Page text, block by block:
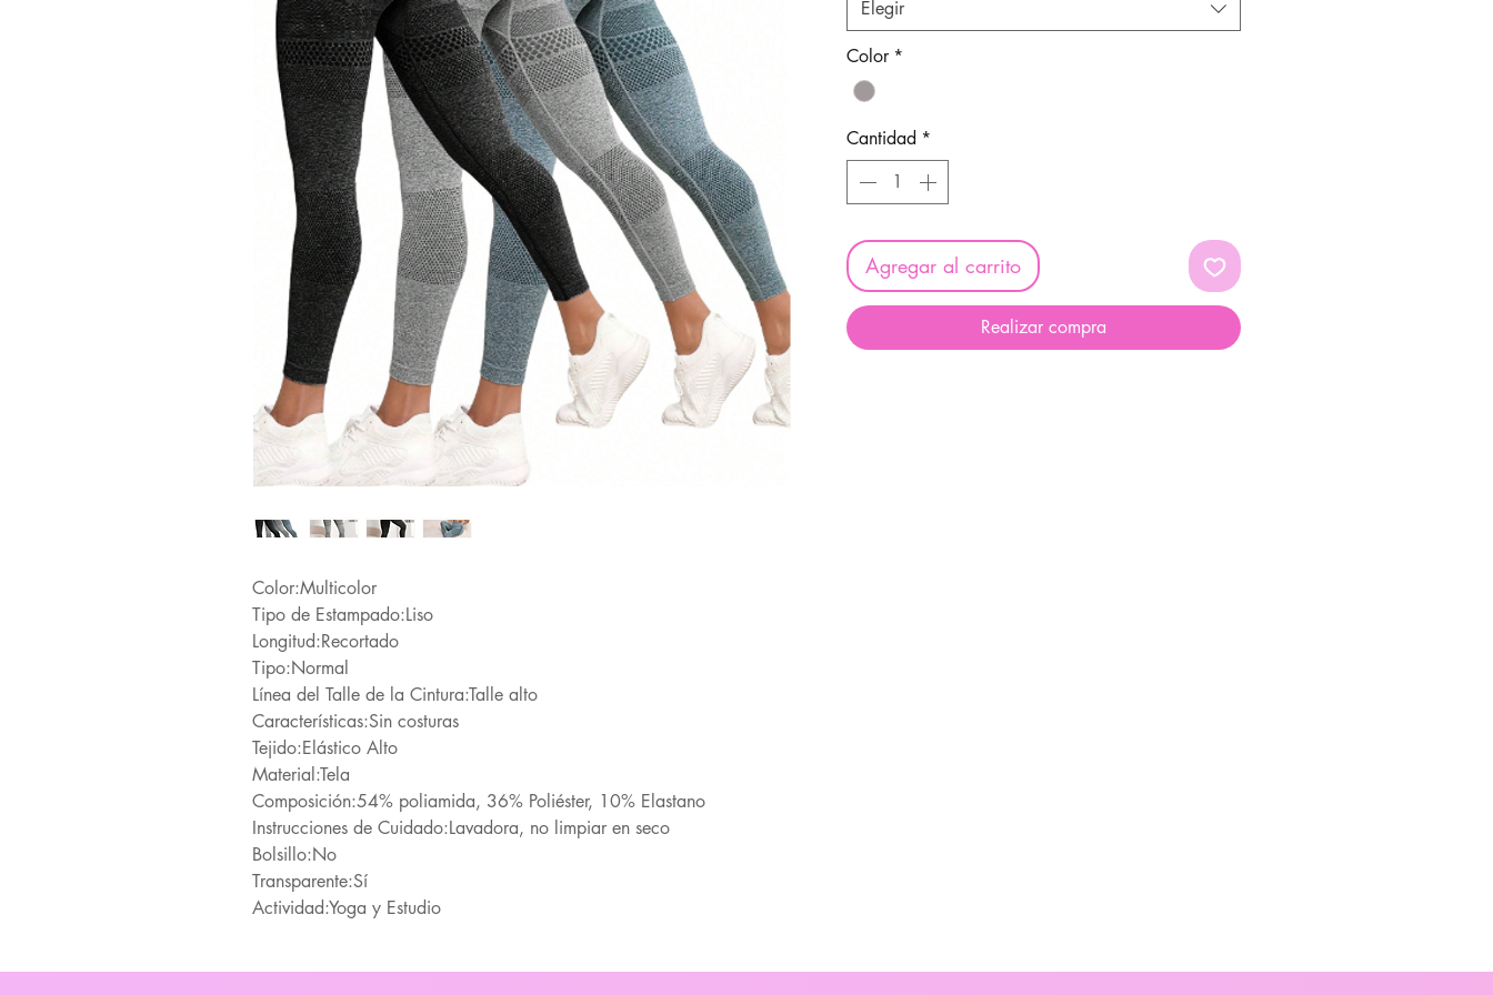
Color:Multicolor
Tipo de Estampado:Liso
Longitud:Recortado
Tipo:Normal
Línea del Talle de la Cintura:Talle alto
Características:Sin costuras
Tejido:Elástico Alto
Material:Tela
Composición:54% poliamida, 36% Poliéster, 10% Elastano
Instrucciones de Cuidado:Lavadora, no limpiar en seco
Bolsillo:No
Transparente:Sí
Actividad:Yoga y Estudio
Elegir
Color *
Cantidad *
Agregar al carrito
Realizar compra